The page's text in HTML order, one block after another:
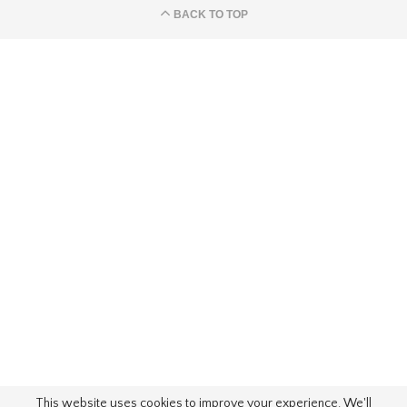
BACK TO TOP
This website uses cookies to improve your experience. We'll